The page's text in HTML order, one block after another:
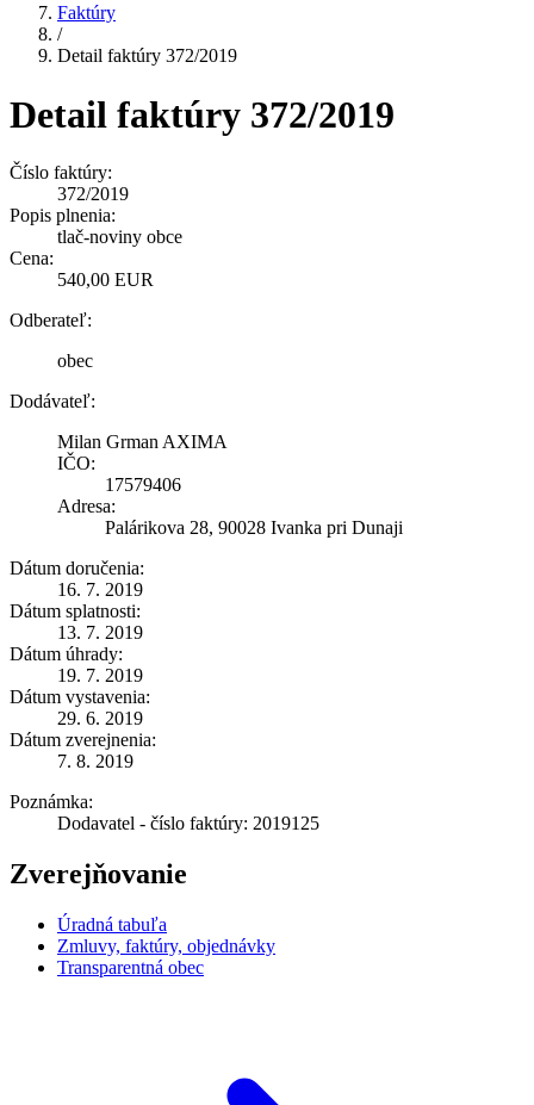
Faktúry
/
Detail faktúry 372/2019
Detail faktúry 372/2019
Číslo faktúry:
372/2019
Popis plnenia:
tlač-noviny obce
Cena:
540,00 EUR
Odberateľ:
obec
Dodávateľ:
Milan Grman AXIMA
IČO:
17579406
Adresa:
Palárikova 28, 90028 Ivanka pri Dunaji
Dátum doručenia:
16. 7. 2019
Dátum splatnosti:
13. 7. 2019
Dátum úhrady:
19. 7. 2019
Dátum vystavenia:
29. 6. 2019
Dátum zverejnenia:
7. 8. 2019
Poznámka:
Dodavatel - číslo faktúry: 2019125
Zverejňovanie
Úradná tabuľa
Zmluvy, faktúry, objednávky
Transparentná obec